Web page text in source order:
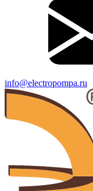
info@electropompa.ru